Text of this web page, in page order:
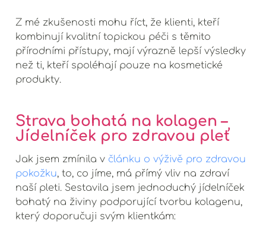
Z mé zkušenosti mohu říct, že klienti, kteří
kombinují kvalitní topickou péči s těmito
přírodními přístupy, mají výrazně lepší výsledky
než ti, kteří spoléhají pouze na kosmetické
produkty.
Strava bohatá na kolagen –
Jídelníček pro zdravou pleť
Jak jsem zmínila v článku o výživě pro zdravou
pokožku , to, co jíme, má přímý vliv na zdraví
naší pleti. Sestavila jsem jednoduchý jídelníček
bohatý na živiny podporující tvorbu kolagenu,
který doporučuji svým klientkám: